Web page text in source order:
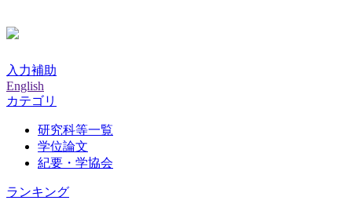
入力補助
English
カテゴリ
研究科等一覧
学位論文
紀要・学協会
ランキング